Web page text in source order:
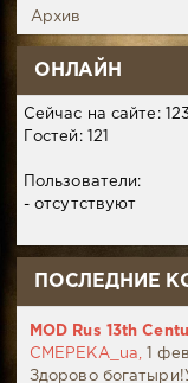
Архив
ОНЛАЙН
Сейчас на сайте: 123
Гостей: 121
Пользователи:
- отсутствуют
ПОСЛЕДНИЕ
MOD Rus 13th
CMEPEKA_ua,
1
Здорово